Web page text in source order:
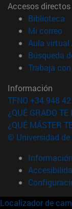
Accesos directos
Biblioteca
Mi correo
Aula virtual
Búsqueda
Trabaja
Información
TFNO +34 948
¿QUÉ GRADO TE
¿QUÉ MÁSTER
© Universidad de
Localizador de